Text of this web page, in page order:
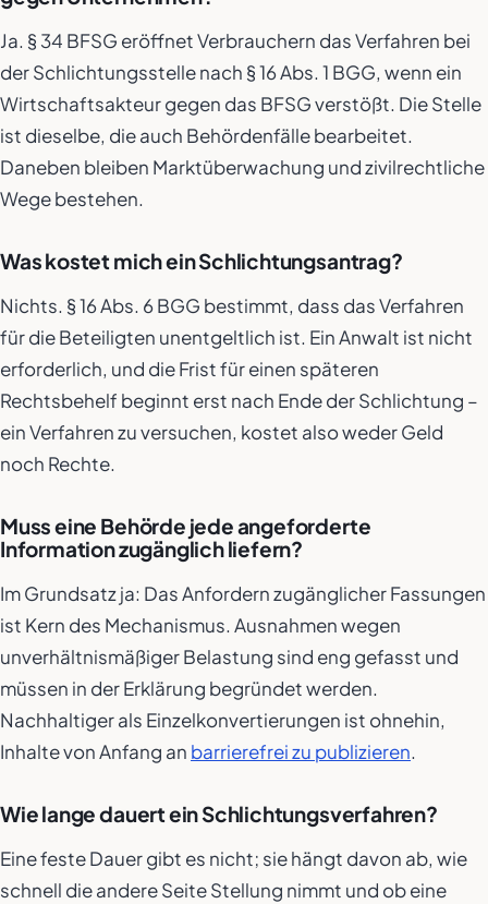
Ja. § 34 BFSG eröffnet Verbrauchern das Verfahren bei
der Schlichtungsstelle nach § 16 Abs. 1 BGG, wenn ein
Wirtschaftsakteur gegen das BFSG verstößt. Die Stelle
ist dieselbe, die auch Behördenfälle bearbeitet.
Daneben bleiben Marktüberwachung und zivilrechtliche
Wege bestehen.
Was kostet mich ein Schlichtungsantrag?
Nichts. § 16 Abs. 6 BGG bestimmt, dass das Verfahren
für die Beteiligten unentgeltlich ist. Ein Anwalt ist nicht
erforderlich, und die Frist für einen späteren
Rechtsbehelf beginnt erst nach Ende der Schlichtung –
ein Verfahren zu versuchen, kostet also weder Geld
noch Rechte.
Muss eine Behörde jede angeforderte
Information zugänglich liefern?
Im Grundsatz ja: Das Anfordern zugänglicher Fassungen
ist Kern des Mechanismus. Ausnahmen wegen
unverhältnismäßiger Belastung sind eng gefasst und
müssen in der Erklärung begründet werden.
Nachhaltiger als Einzelkonvertierungen ist ohnehin,
Inhalte von Anfang an barrierefrei zu publizieren.
Wie lange dauert ein Schlichtungsverfahren?
Eine feste Dauer gibt es nicht; sie hängt davon ab, wie
schnell die andere Seite Stellung nimmt und ob eine